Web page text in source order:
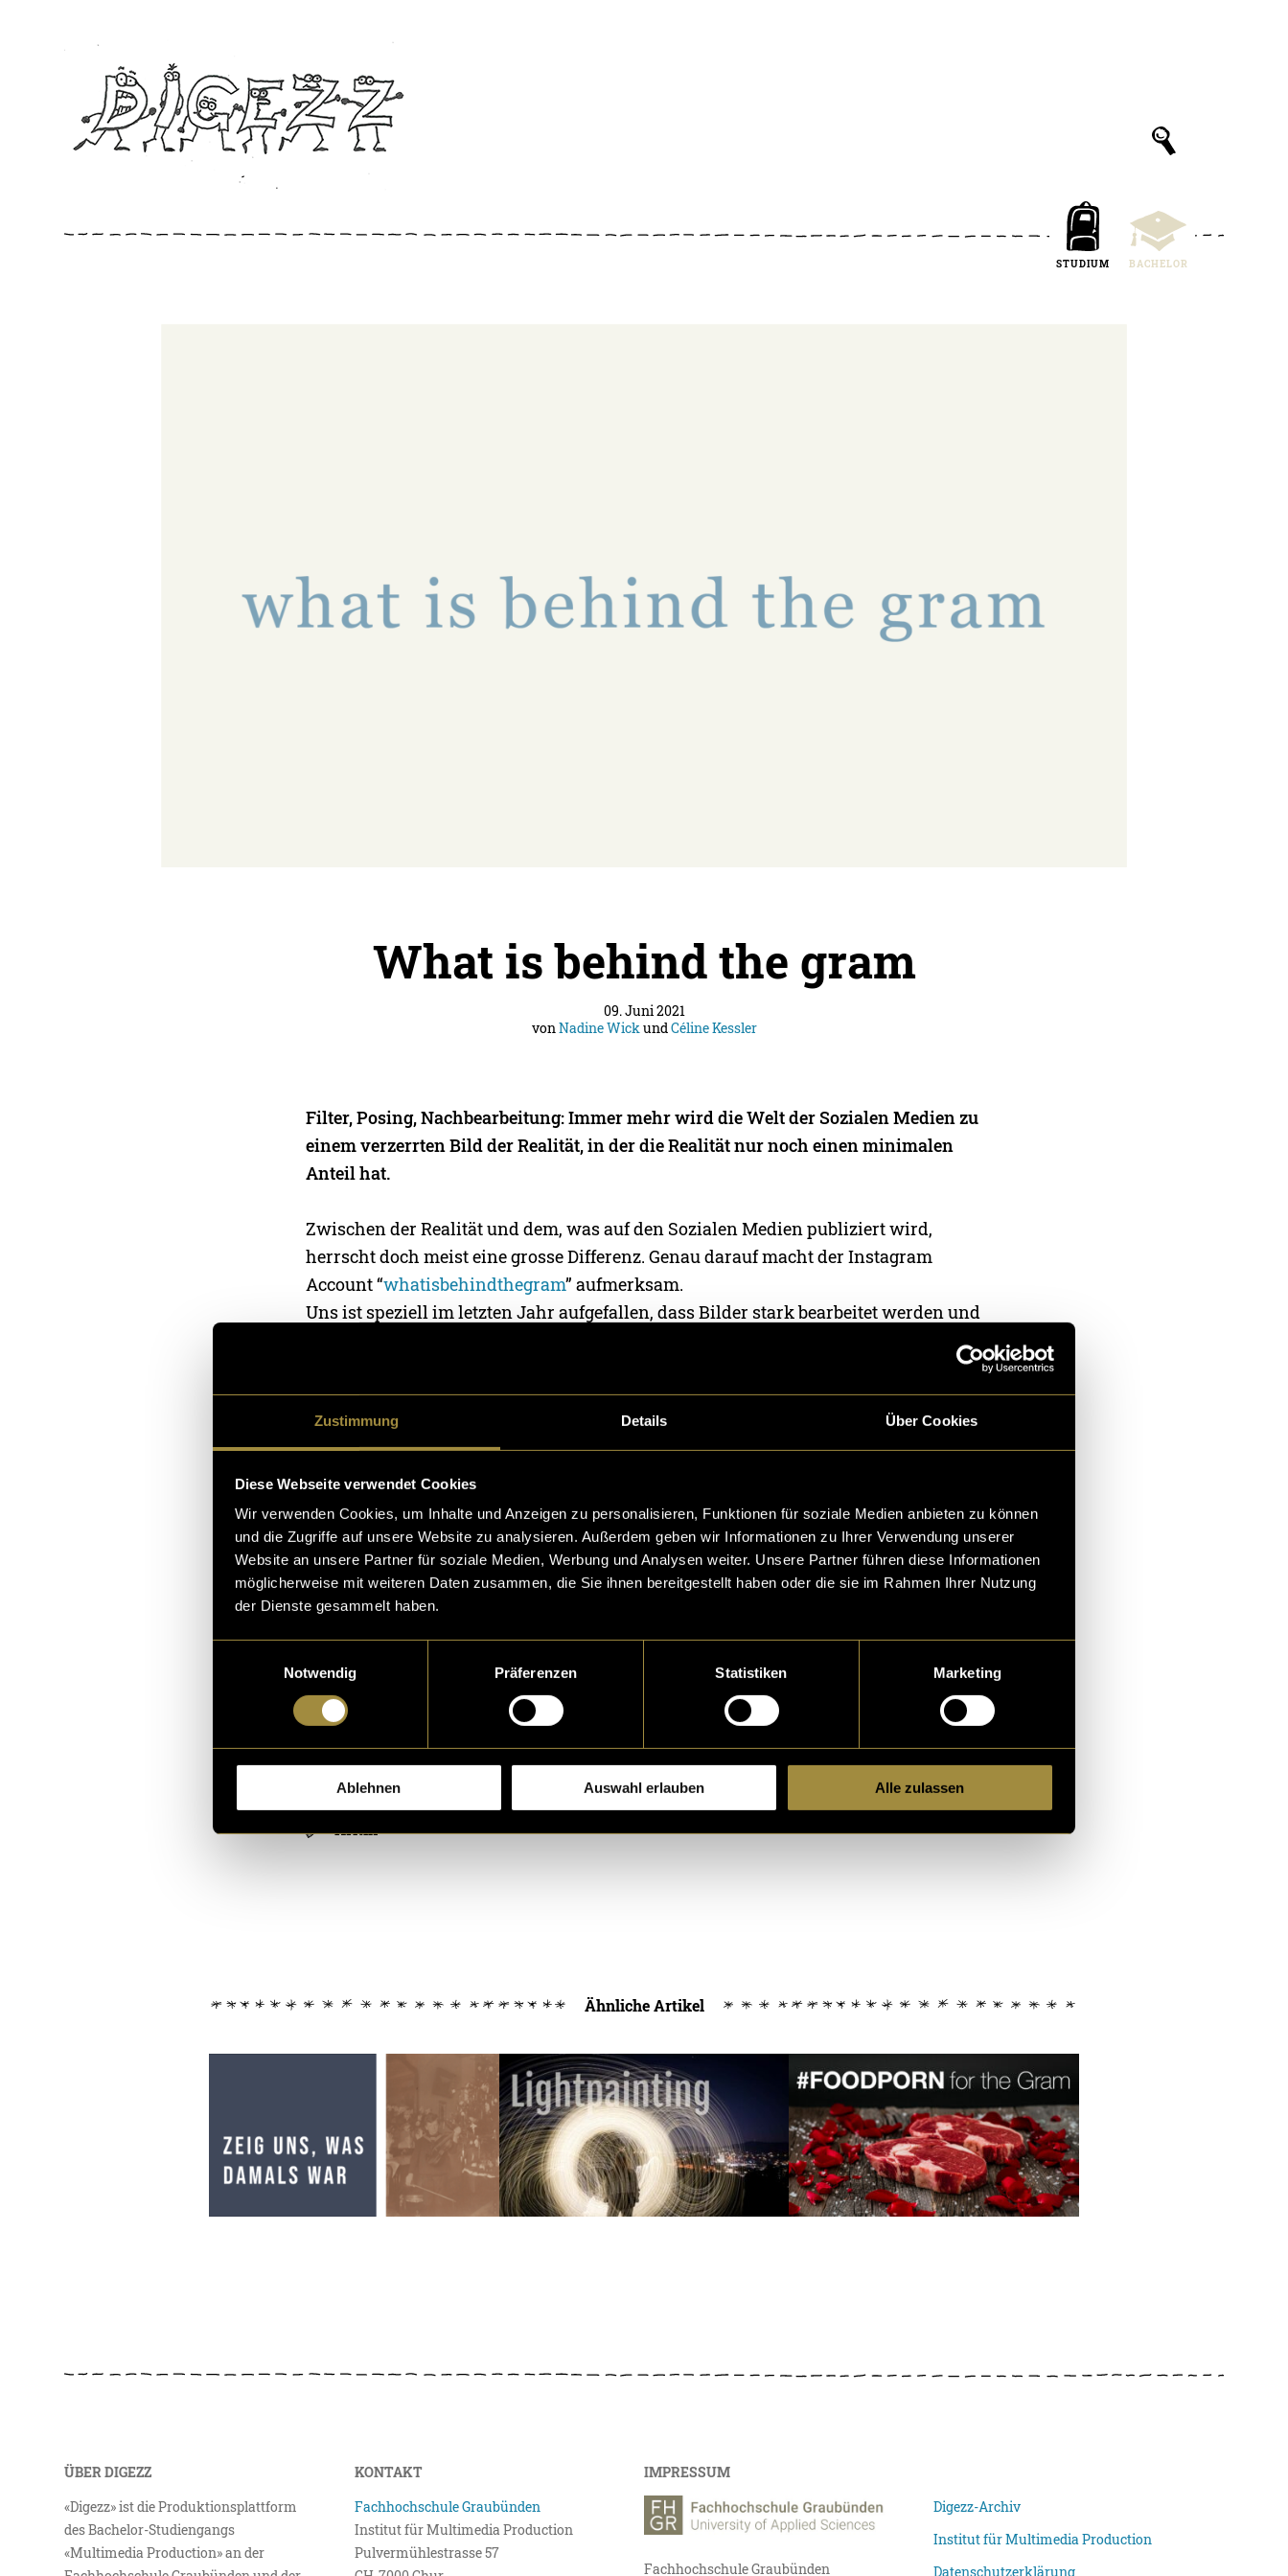
Zustimmung Details Über Cookies
Diese Webseite verwendet Cookies
Wir verwenden Cookies, um Inhalte und Anzeigen zu personalisieren, Funktionen für soziale Medien anbieten zu können
und die Zugriffe auf unsere Website zu analysieren. Außerdem geben wir Informationen zu Ihrer Verwendung unserer
Website an unsere Partner für soziale Medien, Werbung und Analysen weiter. Unsere Partner führen diese Informationen
möglicherweise mit weiteren Daten zusammen, die Sie ihnen bereitgestellt haben oder die sie im Rahmen Ihrer Nutzung
der Dienste gesammelt haben.
Notwendig
Präferenzen Statistiken Marketing
Ablehnen Auswahl erlauben Alle zulassen
STUDIUM BACHELOR
What is behind the gram
09. Juni 2021
vonNadine WickundCéline Kessler
Filter, Posing, Nachbearbeitung: Immer mehr wird die Welt der Sozialen Medien zu
einem verzerrten Bild der Realität, in der die Realität nur noch einen minimalen
Anteil hat.
Zwischen der Realität und dem, was auf den Sozialen Medien publiziert wird,
herrscht doch meist eine grosse Differenz. Genau darauf macht der Instagram
Account “whatisbehindthegram” aufmerksam.
Uns ist speziell im letzten Jahr aufgefallen, dass Bilder stark bearbeitet werden und
aufzuzeigen, dass auch bereits scheinbar unbearbeitete Bilder nicht der Realität
entsprechen. Unser Ziel war es, einigen Personen die Augen zu öffnen und wenn
möglich auch die Zweifel am eigenen Bild etwas abzubauen.
(ash)
Kritik
Ähnliche Artikel
ÜBER DIGEZZ
«Digezz» ist die Produktionsplattform
des Bachelor-Studiengangs
«Multimedia Production» an der
KONTAKT
Fachhochschule Graubünden
Institut für Multimedia Production
Pulvermühlestrasse 57
IMPRESSUM
Fachhochschule Graubünden
Digezz-Archiv
Institut für Multimedia Production
Datenschutzerklärung